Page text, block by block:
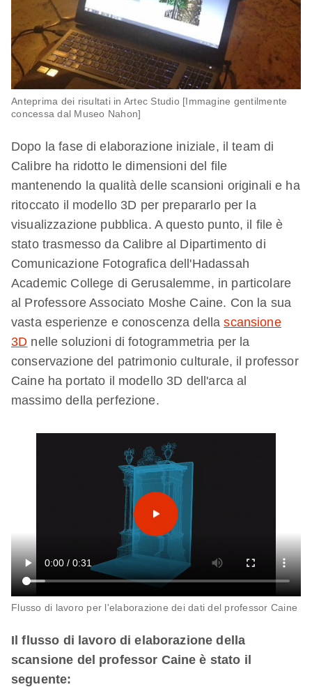
Anteprima dei risultati in Artec Studio [Immagine gentilmente
concessa dal Museo Nahon]
Dopo la fase di elaborazione iniziale, il team di
Calibre ha ridotto le dimensioni del file
mantenendo la qualità delle scansioni originali e ha
ritoccato il modello 3D per prepararlo per la
visualizzazione pubblica. A questo punto, il file è
stato trasmesso da Calibre al Dipartimento di
Comunicazione Fotografica dell'Hadassah
Academic College di Gerusalemme, in particolare
al Professore Associato Moshe Caine. Con la sua
vasta esperienze e conoscenza dellascansione
3D nelle soluzioni di fotogrammetria per la
conservazione del patrimonio culturale, il professor
Caine ha portato il modello 3D dell'arca al
massimo della perfezione.
Flusso di lavoro per l'elaborazione dei dati del professor Caine
Il flusso di lavoro di elaborazione della
scansione del professor Caine è stato il
seguente: